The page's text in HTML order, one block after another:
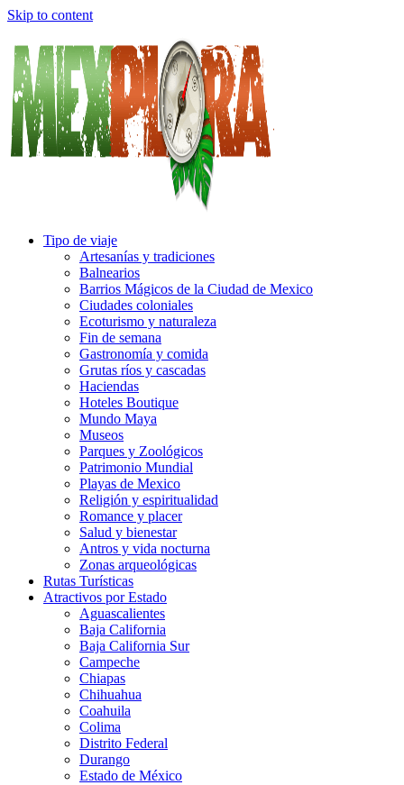
Skip to content
Tipo de viaje
Artesanías y tradiciones
Balnearios
Barrios Mágicos de la Ciudad de Mexico
Ciudades coloniales
Ecoturismo y naturaleza
Fin de semana
Gastronomía y comida
Grutas ríos y cascadas
Haciendas
Hoteles Boutique
Mundo Maya
Museos
Parques y Zoológicos
Patrimonio Mundial
Playas de Mexico
Religión y espiritualidad
Romance y placer
Salud y bienestar
Antros y vida nocturna
Zonas arqueológicas
Rutas Turísticas
Atractivos por Estado
Aguascalientes
Baja California
Baja California Sur
Campeche
Chiapas
Chihuahua
Coahuila
Colima
Distrito Federal
Durango
Estado de México